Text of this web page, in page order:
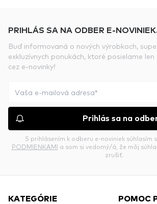
PRIHLÁS SA NA ODBER E-
Buď informovaná o nových výrobkoch,
exkluzívnych ponukách, ktoré posielame
cez e-novinky!
Prihlás sa na
S prihlásením k odberu e-noviniek súhlasím s
PODMIENKAMI a som si vedomý/á, že môj
zrušiť.
KATEGÓRIE POMOC